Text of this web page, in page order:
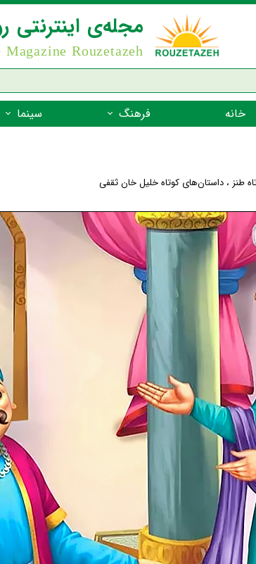
مجله‌ی اینترنتی
Rouzetazeh
خانه فرهنگ
ضرب المثل
شعر فارسی
زندگینامه‌ی بزرگان
گفتاورد
سینما
طنز ، داستان‌های کوتاه خلیل خان ثقفی